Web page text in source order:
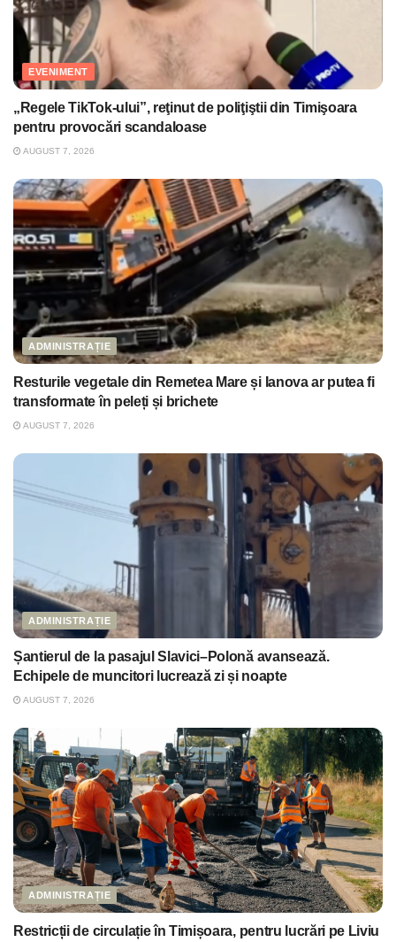
EVENIMENT
„Regele TikTok-ului”, reţinut de poliţiştii din Timişoara
pentru provocări scandaloase
AUGUST 7, 2026
ADMINISTRAȚIE
Resturile vegetale din Remetea Mare și Ianova ar putea fi
transformate în peleți și brichete
AUGUST 7, 2026
ADMINISTRAȚIE
Șantierul de la pasajul Slavici–Polonă avansează.
Echipele de muncitori lucrează zi și noapte
AUGUST 7, 2026
ADMINISTRAȚIE
Restricții de circulație în Timișoara, pentru lucrări pe Liviu